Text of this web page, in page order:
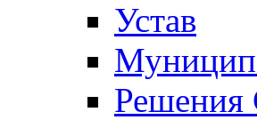
Устав
Решения